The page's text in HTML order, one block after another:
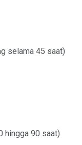
selama 45 saat)
hingga 90 saat)